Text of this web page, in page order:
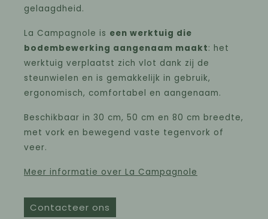
gelaagdheid.
La Campagnole is een werktuig die
bodembewerking aangenaam maakt: het
werktuig verplaatst zich vlot dank zij de
steunwielen en is gemakkelijk in gebruik,
ergonomisch, comfortabel en aangenaam.
Beschikbaar in 30 cm, 50 cm en 80 cm breedte,
met vork en bewegend vaste tegenvork of
veer.
Meer informatie over La Campagnole
Contacteer ons